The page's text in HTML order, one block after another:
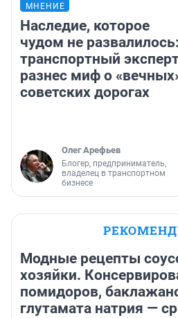
МНЕНИЕ
Наследие, которое
чудом не развалилось:
транспортный
разнес миф о
советских дорогах
Олег Арефьев
Блогер, предприниматель,
владелец в транспортном
бизнесе
Модные рецепты
хозяйки.
помидоров,
глутамата натрия —